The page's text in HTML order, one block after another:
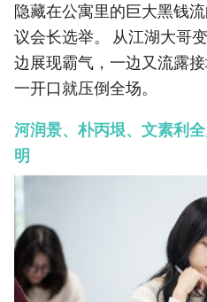
隐藏在公寓里的巨大黑钱
议会长选举。 从江湖大哥
边展现霸气，一边又流露
一开口就压倒全场。
河润景、朴丙垠、文素利
明